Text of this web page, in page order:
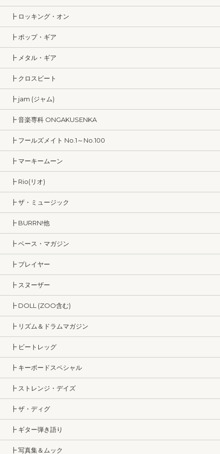
┣ ロッキング・オン
┣ ポップ・ギア
┣ メタル・ギア
┣ クロスビート
┣ jam (ジャム)
┣ 音楽専科 ONGAKUSENKA
┣ フールズメイト No.1～No.100
┣ マーキームーン
┣ Rio(リオ)
┣ ザ・ミュージック
┣ BURRN!他
┣ ベース・マガジン
┣ プレイヤー
┣ スヌーザー
┣ DOLL (ZOO含む)
┣ リズム＆ドラムマガジン
┣ ビートレッグ
┣ キーボードスペシャル
┣ ストレンジ・デイズ
┣ ザ・ディグ
┣ ギター弾き語り
┣ 写真集＆ムック